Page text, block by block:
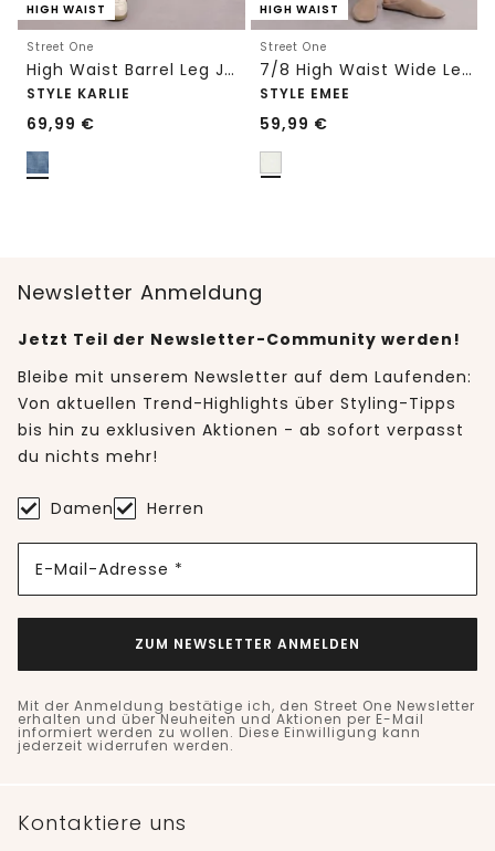
HIGH WAIST
Street One
High Waist Barrel Leg Jeans im Loose Fit
STYLE KARLIE
69,99 €
HIGH WAIST
Street One
7/8 High Waist Wide Leg Jeans im Loose Fit
STYLE EMEE
59,99 €
Newsletter Anmeldung
Jetzt Teil der Newsletter-Community werden!
Bleibe mit unserem Newsletter auf dem Laufenden:
Von aktuellen Trend-Highlights über Styling-Tipps
bis hin zu exklusiven Aktionen - ab sofort verpasst
du nichts mehr!
Damen Herren
E-Mail-Adresse *
ZUM NEWSLETTER ANMELDEN
Mit der Anmeldung bestätige ich, den Street One Newsletter
erhalten und über Neuheiten und Aktionen per E-Mail
informiert werden zu wollen. Diese Einwilligung kann
jederzeit widerrufen werden.
Kontaktiere uns